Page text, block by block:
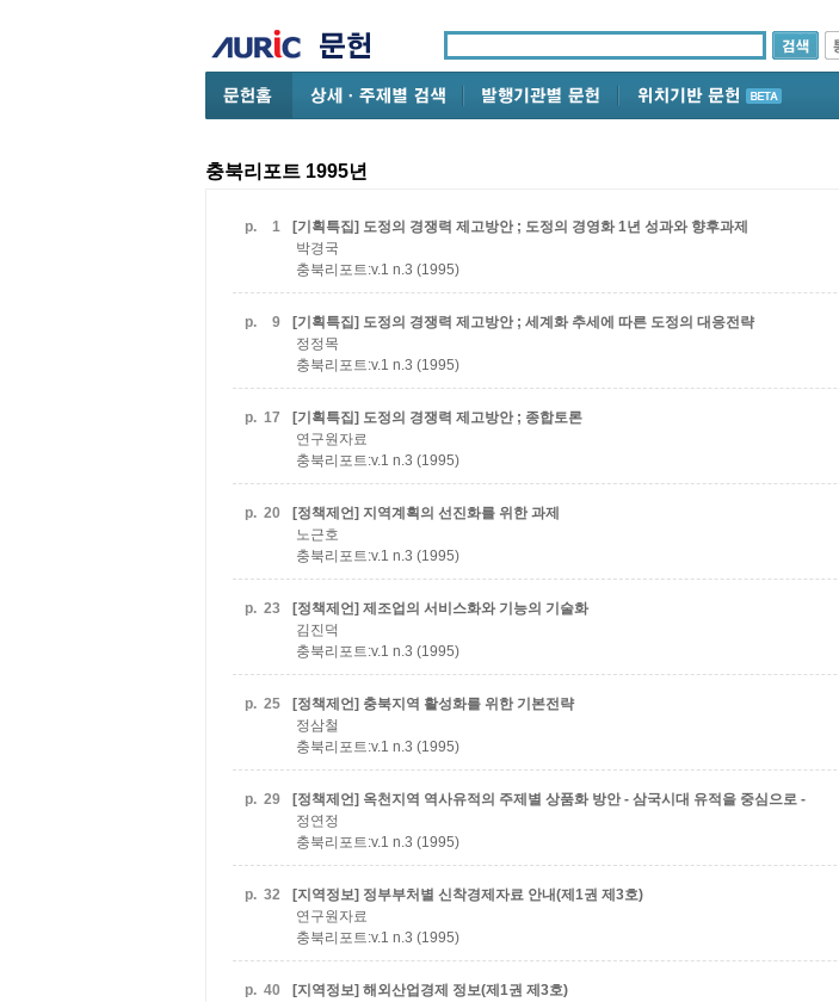
충북리포트 1995년
p. 1
[기획특집] 도정의 경쟁력 제고방안 ; 도정의 경영화 1년 성과와 향후과제
박경국
충북리포트:v.1 n.3 (1995)
p. 9
[기획특집] 도정의 경쟁력 제고방안 ; 세계화 추세에 따른 도정의 대응전략
정정목
충북리포트:v.1 n.3 (1995)
p. 17
[기획특집] 도정의 경쟁력 제고방안 ; 종합토론
연구원자료
충북리포트:v.1 n.3 (1995)
p. 20
[정책제언] 지역계획의 선진화를 위한 과제
노근호
충북리포트:v.1 n.3 (1995)
p. 23
[정책제언] 제조업의 서비스화와 기능의 기술화
김진덕
충북리포트:v.1 n.3 (1995)
p. 25
[정책제언] 충북지역 활성화를 위한 기본전략
정삼철
충북리포트:v.1 n.3 (1995)
p. 29
[정책제언] 옥천지역 역사유적의 주제별 상품화 방안 - 삼국시대 유적을 중심으로 -
정연정
충북리포트:v.1 n.3 (1995)
p. 32
[지역정보] 정부부처별 신착경제자료 안내(제1권 제3호)
연구원자료
충북리포트:v.1 n.3 (1995)
p. 40
[지역정보] 해외산업경제 정보(제1권 제3호)